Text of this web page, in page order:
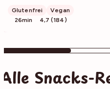
Glutenfrei
Vegan
26min
4,7 (184)
Alle Snacks-